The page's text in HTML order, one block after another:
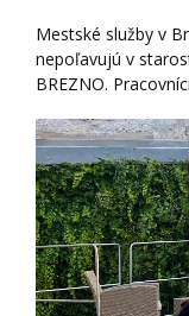
Mestské služby v
nepoľavujú v
BREZNO.